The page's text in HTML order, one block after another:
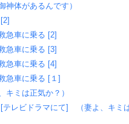
神体があるんです）
急車に乗る [2]
急車に乗る [3]
急車に乗る [4]
急車に乗る [１]
ミは正気か？）
テレビドラマにて] （妻よ、キミ